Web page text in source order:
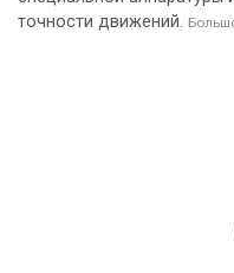
точности движений.